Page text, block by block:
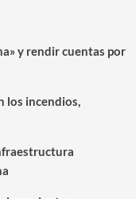
y rendir cuentas por
los incendios,